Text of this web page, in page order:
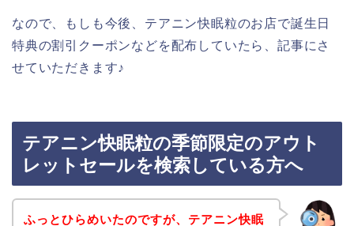
なので、もしも今後、テアニン快眠粒のお店で誕生日
特典の割引クーポンなどを配布していたら、記事にさ
せていただきます♪
テアニン快眠粒の季節限定のアウト
レットセールを検索している方へ
ふっとひらめいたのですが、テアニン快眠